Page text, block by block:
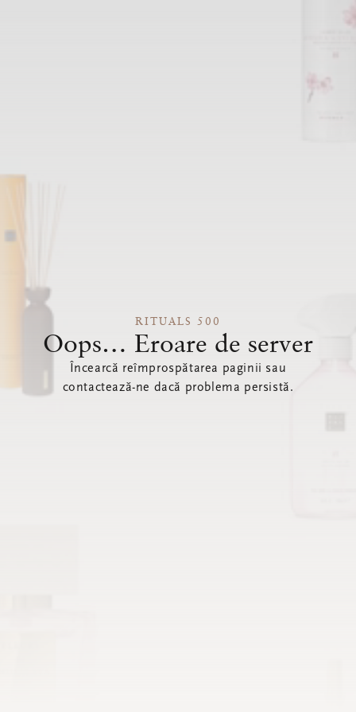
RITUALS 500
Oops… Eroare de server
Încearcă reîmprospătarea paginii sau
contactează-ne dacă problema persistă.